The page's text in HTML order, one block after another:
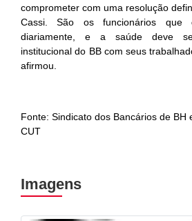
comprometer com uma resolução
Cassi. São os funcionários que
diariamente, e a saúde deve
institucional do BB com seus
afirmou.
Fonte: Sindicato dos Bancários de BH
CUT
Imagens